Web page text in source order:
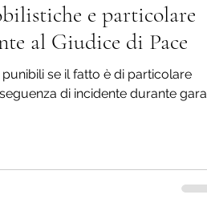
e particolare
al Giudice di Pace
se il fatto è di particolare
di incidente durante gara